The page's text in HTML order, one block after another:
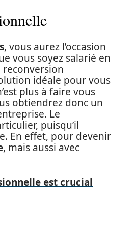
, vous aurez l’occasion
vous soyez salarié en
reconversion
idéale pour vous
plus à faire vous
obtiendrez donc un
Le
puisqu’il
En effet, pour devenir
, mais aussi avec
est crucial